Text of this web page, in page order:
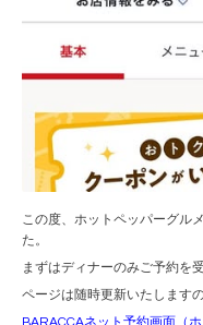
この度、ホットペッパーグル
た。
まずはディナーのみご予約を
ページは随時更新いたします
BARACCAネット予約画面（